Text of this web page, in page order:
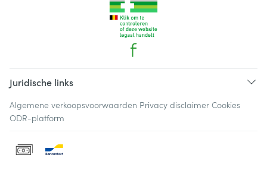
Juridische links
Algemene verkoopsvoorwaarden Privacy disclaimer Cookies
ODR-platform